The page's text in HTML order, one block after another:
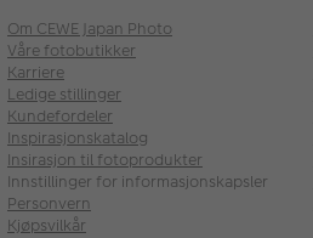
Om CEWE Japan Photo
Våre fotobutikker
Karriere
Ledige stillinger
Kundefordeler
Inspirasjonskatalog
Insirasjon til fotoprodukter
Innstillinger for informasjonskapsler
Personvern
Kjøpsvilkår